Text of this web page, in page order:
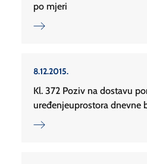
po mjeri
8.12.2015.
Kl. 372 Poziv na dostavu
uređenjeuprostora dnevne